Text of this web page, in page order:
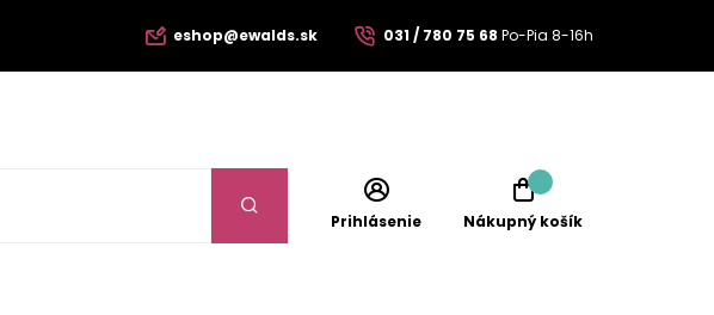
eshop@ewalds.sk 031 / 780 75 68 Po-Pia 8-16h
Prihlásenie Nákupný košík